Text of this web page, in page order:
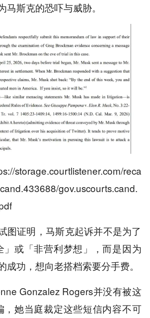
斯克的恐吓与威胁。
storage.courtlistener.com/reca
gov.uscourts.cand.
图证明，马斯克起诉并不是为了
」或「非营利梦想」，而是因为
成功，想向老搭档索要分手费。
Gonzalez Rogers并没有被这
，她当庭裁定这些短信内容不可